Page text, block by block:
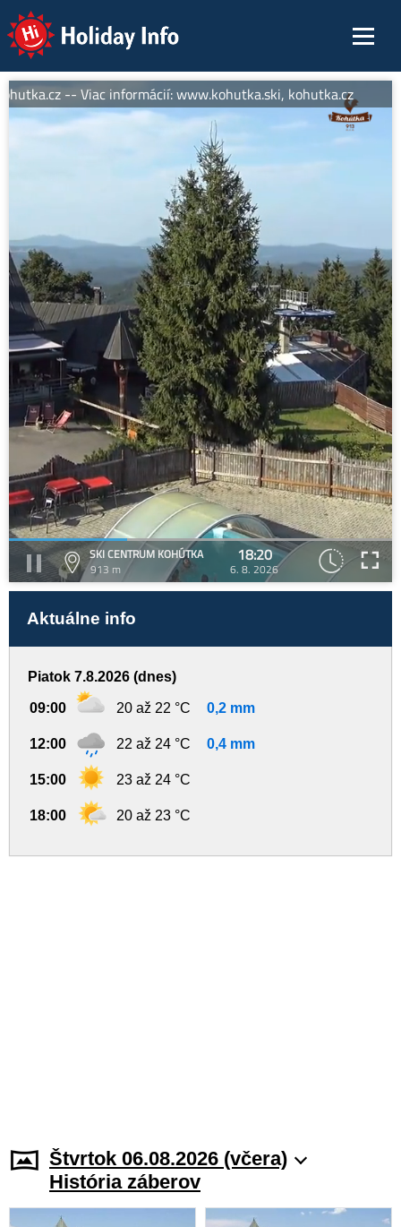
Holiday Info
-- Viac informácií: www.kohutka.ski, kohutka.cz
SKI CENTRUM KOHÚTKA
913 m
18:20
6. 8. 2026
Aktuálne info
Piatok 7.8.2026 (dnes)
09:00 20 až 22 °C 0,2 mm
12:00 22 až 24 °C 0,4 mm
15:00 23 až 24 °C
18:00 20 až 23 °C
Štvrtok 06.08.2026 (včera)
História záberov